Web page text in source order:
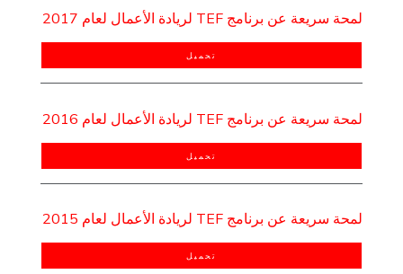
لمحة سريعة عن برنامج TEF لريادة الأعمال لعام 2017
تحميل
لمحة سريعة عن برنامج TEF لريادة الأعمال لعام 2016
تحميل
لمحة سريعة عن برنامج TEF لريادة الأعمال لعام 2015
تحميل